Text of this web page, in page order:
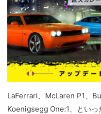
LaFerrari、McLaren P1、
Koenigsegg One:1、といっ